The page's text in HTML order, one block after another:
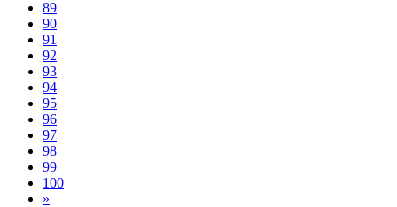
89
90
91
92
93
94
95
96
97
98
99
100
»